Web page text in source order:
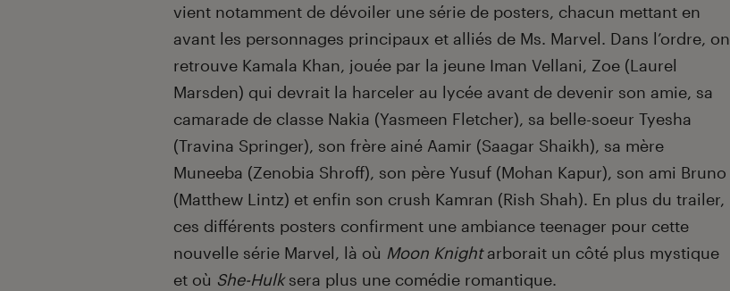
vient notamment de dévoiler une série de posters, chacun mettant en
avant les personnages principaux et alliés de Ms. Marvel. Dans l’ordre, on
retrouve Kamala Khan, jouée par la jeune Iman Vellani, Zoe (Laurel
Marsden) qui devrait la harceler au lycée avant de devenir son amie, sa
camarade de classe Nakia (Yasmeen Fletcher), sa belle-soeur Tyesha
(Travina Springer), son frère ainé Aamir (Saagar Shaikh), sa mère
Muneeba (Zenobia Shroff), son père Yusuf (Mohan Kapur), son ami Bruno
(Matthew Lintz) et enfin son crush Kamran (Rish Shah). En plus du trailer,
ces différents posters confirment une ambiance teenager pour cette
nouvelle série Marvel, là où Moon Knightarborait un côté plus mystique
et où She-Hulksera plus une comédie romantique.